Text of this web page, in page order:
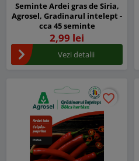
Seminte Ardei gras de Siria,
Agrosel, Gradinarul intelept -
cca 45 seminte
2,99 lei
Vezi detalii
favorite_border
favorite_border